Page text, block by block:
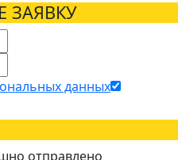
ЗАЯВКУ
данных
отправлено